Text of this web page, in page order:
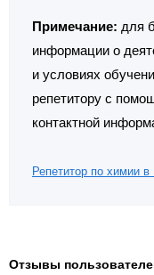
Примечание: для
информации о
и условиях
репетитору с
контактной
Репетитор по химии в
Отзывы